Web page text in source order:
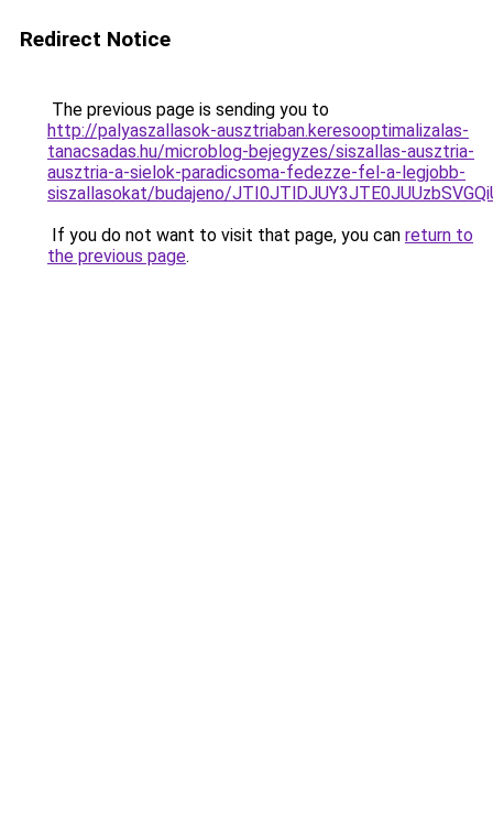
Redirect Notice
The previous page is sending you to
http://palyaszallasok-ausztriaban.keresooptimalizalas-
tanacsadas.hu/microblog-bejegyzes/siszallas-ausztria-
ausztria-a-sielok-paradicsoma-fedezze-fel-a-legjobb-
siszallasokat/budajeno/
If you do not want to visit that page, you can return to
the previous page.